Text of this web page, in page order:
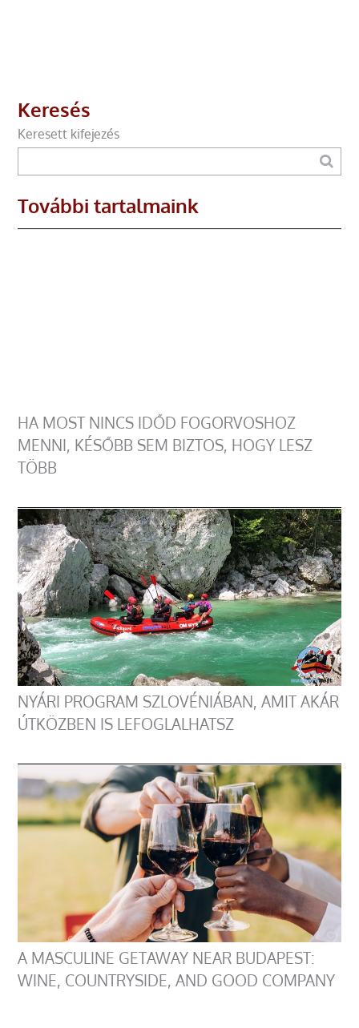
Keresés
Keresett kifejezés
További tartalmaink
HA MOST NINCS IDŐD FOGORVOSHOZ
MENNI, KÉSŐBB SEM BIZTOS, HOGY LESZ
TÖBB
NYÁRI PROGRAM SZLOVÉNIÁBAN, AMIT AKÁR
ÚTKÖZBEN IS LEFOGLALHATSZ
A MASCULINE GETAWAY NEAR BUDAPEST:
WINE, COUNTRYSIDE, AND GOOD COMPANY